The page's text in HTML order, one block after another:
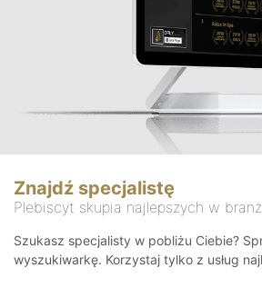
Znajdź specjalistę
Plebiscyt skupia najlepszych w
Szukasz specjalisty w pobliżu Ciebie?
wyszukiwarkę. Korzystaj tylko z usług